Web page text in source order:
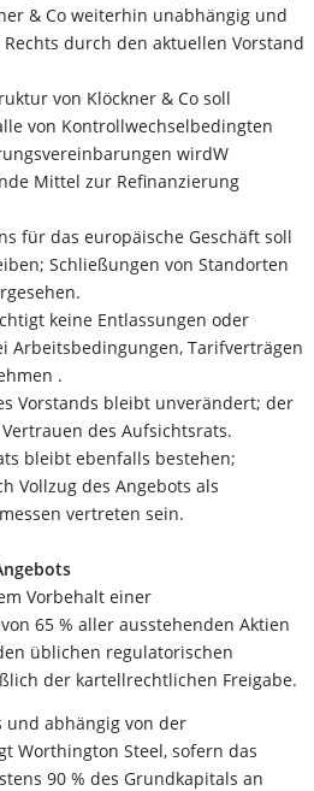
& Co weiterhin unabhängig und
durch den aktuellen Vorstand
von Klöckner & Co soll
von Kontrollwechselbedingten
wirdW
Mittel zur Refinanzierung
für das europäische Geschäft soll
Schließungen von Standorten
keine Entlassungen oder
Arbeitsbedingungen, Tarifverträgen
.
Vorstands bleibt unverändert; der
des Aufsichtsrats.
bleibt ebenfalls bestehen;
Vollzug des Angebots als
vertreten sein.
Vorbehalt einer
65 % aller ausstehenden Aktien
üblichen regulatorischen
der kartellrechtlichen Freigabe.
und abhängig von der
Worthington Steel, sofern das
90 % des Grundkapitals an